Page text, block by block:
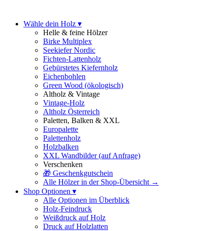
Wähle dein Holz ▾
Helle & feine Hölzer
Birke Multiplex
Seekiefer Nordic
Fichten-Lattenholz
Gebürstetes Kiefernholz
Eichenbohlen
Green Wood (ökologisch)
Altholz & Vintage
Vintage-Holz
Altholz Österreich
Paletten, Balken & XXL
Europalette
Palettenholz
Holzbalken
XXL Wandbilder(auf Anfrage)
Verschenken
🎁 Geschenkgutschein
Alle Hölzer in der Shop-Übersicht →
Shop Optionen ▾
Alle Optionen im Überblick
Holz-Feindruck
Weißdruck auf Holz
Druck auf Holzlatten